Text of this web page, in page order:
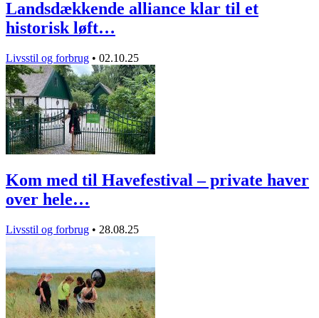
Landsdækkende alliance klar til et
historisk løft…
Livsstil og forbrug • 02.10.25
Kom med til Havefestival – private haver
over hele…
Livsstil og forbrug • 28.08.25